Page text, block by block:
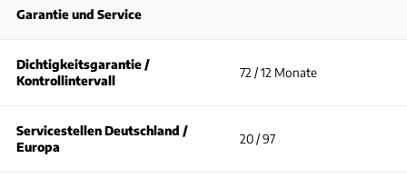
Garantie und Service
Dichtigkeitsgarantie /
Kontrollintervall
72 / 12 Monate
Servicestellen Deutschland /
Europa
20 / 97